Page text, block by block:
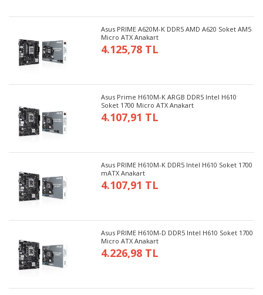
Asus PRIME A620M-K DDR5 AMD A620 Soket AM5
Micro ATX Anakart
4.125,78 TL
Asus Prime H610M-K ARGB DDR5 Intel H610
Soket 1700 Micro ATX Anakart
4.107,91 TL
Asus PRIME H610M-K DDR5 Intel H610 Soket 1700
mATX Anakart
4.107,91 TL
Asus PRIME H610M-D DDR5 Intel H610 Soket 1700
Micro ATX Anakart
4.226,98 TL